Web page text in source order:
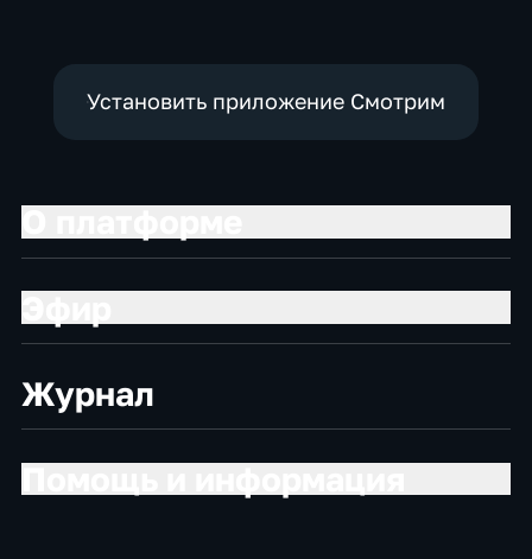
Установить приложение Смотрим
Журнал